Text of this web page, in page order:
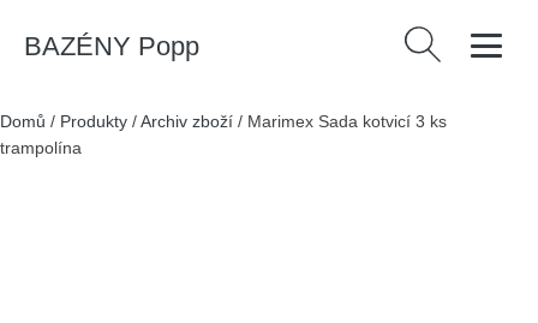
BAZÉNY Popp Vyhledávání
Domů / Produkty /Archiv zboží / Marimex Sada kotvicí 3 ks
trampolína